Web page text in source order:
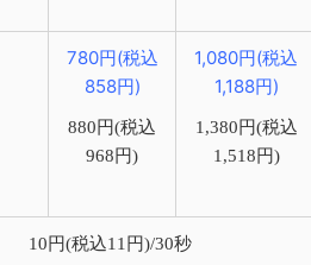
780円(税込
858円)
880円(税込
968円)
1,080円(税込
1,188円)
1,380円(税込
1,518円)
10円(税込11円)/30秒